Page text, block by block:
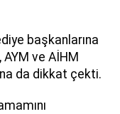
başkanlarına
ve AİHM
da dikkat çekti.